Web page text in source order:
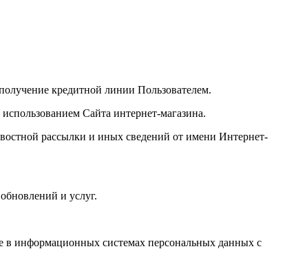
кредитной линии Пользователем.
Сайта интернет-магазина.
рассылки и иных сведений от имени Интернет-
и услуг.
в информационных системах персональных данных с